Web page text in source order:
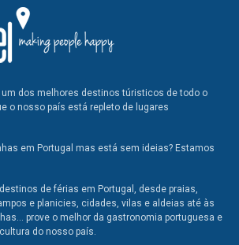
um dos melhores destinos túristicos de todo o
o nosso país está repleto de lugares
em Portugal mas está sem ideias? Estamos
de férias em Portugal, desde praias,
e planicies, cidades, vilas e aldeias até às
prove o melhor da gastronomia portuguesa e
do nosso país.